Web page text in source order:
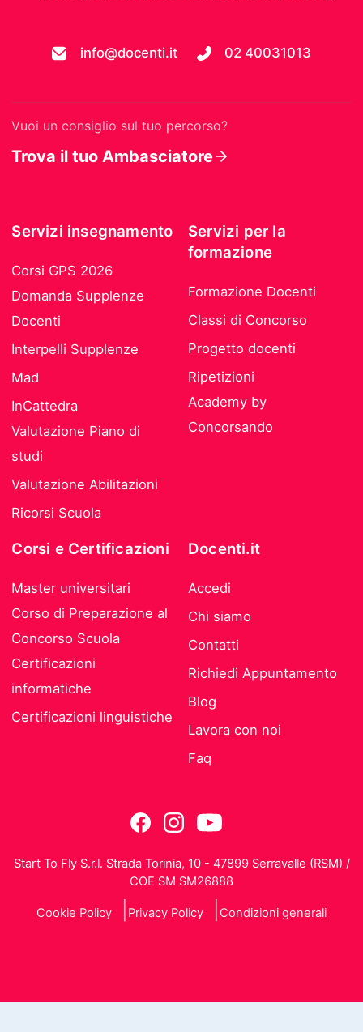
info@docenti.it 02 40031013
Vuoi un consiglio sul tuo percorso?
Trova il tuo Ambasciatore
Servizi insegnamento
Corsi GPS 2026
Domanda Supplenze
Docenti
Interpelli Supplenze
Mad
InCattedra
Valutazione Piano di
studi
Valutazione Abilitazioni
Ricorsi Scuola
Servizi per la
formazione
Formazione Docenti
Classi di Concorso
Progetto docenti
Ripetizioni
Academy by
Concorsando
Corsi e Certificazioni
Master universitari
Corso di Preparazione al
Concorso Scuola
Certificazioni
informatiche
Certificazioni linguistiche
Docenti.it
Accedi
Chi siamo
Contatti
Richiedi Appuntamento
Blog
Lavora con noi
Faq
Start To Fly S.r.l. Strada Torinia, 10 - 47899 Serravalle (RSM) /
COE SM SM26888
Cookie Policy Privacy Policy Condizioni generali